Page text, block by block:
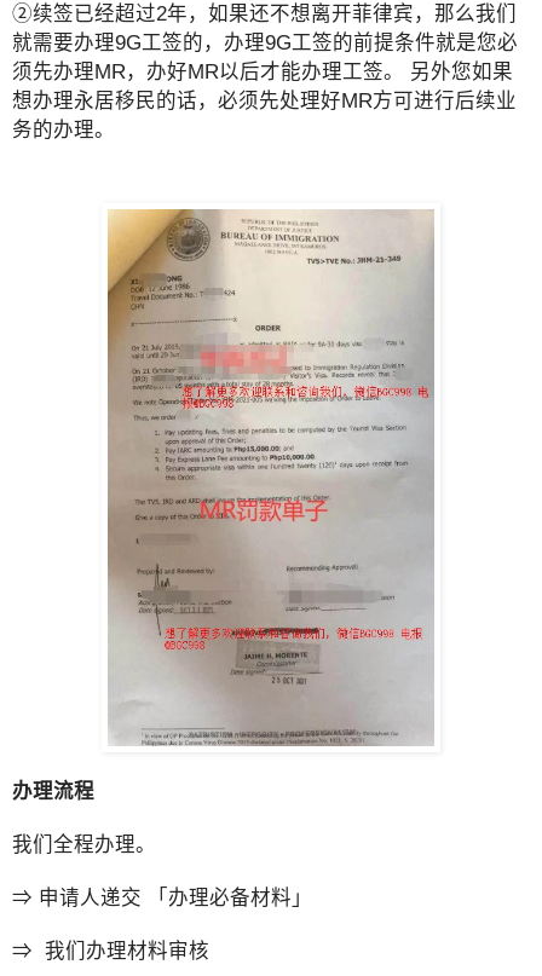
②续签已经超过2年，如果还不想离开菲律宾，那么我们
就需要办理9G工签的，办理9G工签的前提条件就是您必
须先办理MR，办好MR以后才能办理工签。 另外您如果
想办理永居移民的话，必须先处理好MR方可进行后续业
务的办理。
办理流程
我们全程办理。
⇒ 申请人递交 「办理必备材料」
⇒ 我们办理材料审核